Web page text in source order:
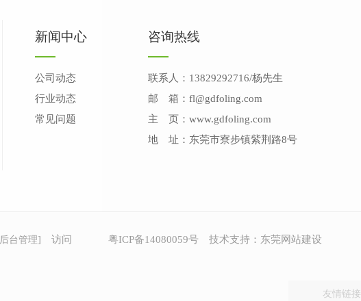
新闻中心
公司动态
行业动态
常见问题
咨询热线
联系人：13829292716/杨先生
邮 箱：fl@gdfoling.com
主 页：www.gdfoling.com
地 址：东莞市寮步镇紫荆路8号
后台管理] 访问 粤ICP备14080059号 技术支持： 东莞网站建设
友情链接
园林景观工程